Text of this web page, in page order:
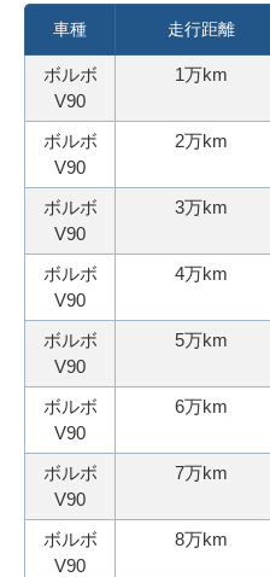
0
秒
今
す
ぐ
無
料
査
定
申
込
み
車種 走行距離
ボルボ
V90
1万km
ボルボ
V90
2万km
ボルボ
V90
3万km
ボルボ
V90
4万km
ボルボ
V90
5万km
ボルボ
V90
6万km
ボルボ
V90
7万km
ボルボ
V90
8万km